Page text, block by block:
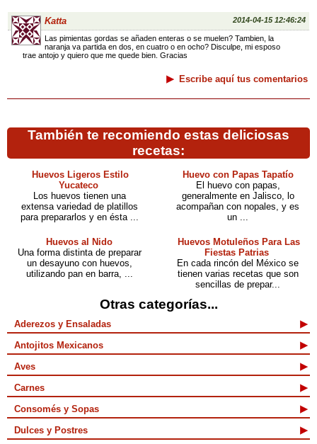
Katta 2014-04-15 12:46:24
Las pimientas gordas se añaden enteras o se muelen? Tambien, la
naranja va partida en dos, en cuatro o en ocho? Disculpe, mi esposo
trae antojo y quiero que me quede bien. Gracias
Escribe aquí tus comentarios
También te recomiendo estas deliciosas
recetas:
Huevos Ligeros Estilo
Yucateco
Los huevos tienen una
extensa variedad de platillos
para prepararlos y en ésta ...
Huevo con Papas Tapatío
El huevo con papas,
generalmente en Jalisco, lo
acompañan con nopales, y es
un ...
Huevos al Nido
Una forma distinta de preparar
un desayuno con huevos,
utilizando pan en barra, ...
Huevos Motuleños Para Las
Fiestas Patrias
En cada rincón del México se
tienen varias recetas que son
sencillas de prepar...
Otras categorías...
Aderezos y Ensaladas
Antojitos Mexicanos
Aves
Carnes
Consomés y Sopas
Dulces y Postres